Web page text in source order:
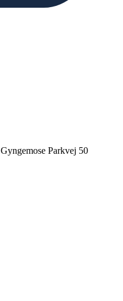
Gyngemose Parkvej 50